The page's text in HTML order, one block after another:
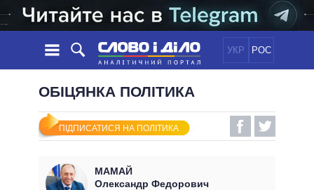
УКР РОС
НОВИНИ
СТРІЧКА
ПОДІЇ
СТАТТІ
ДУМКИ
ПОЛІТИКА
ЕКОНОМІКА
СВІТ
ОБIЦЯНКИ
УСІ ПОЛІТИКИІНФОГРАФІКА
ОБІЦЯНКА ПОЛІТИКА
ПІДПИСАТИСЯ НА ПОЛІТИКА
МАМАЙ
Олександр Федорович